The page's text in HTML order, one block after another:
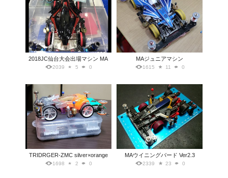
2018JC仙台大会出場マシン MA
2039 5 0
MAジュニアマシン
1615 11 0
TRIDRGER-ZMC silver×orange
1698 2 0
MAウイニングバード Ver2.3
2339 23 0